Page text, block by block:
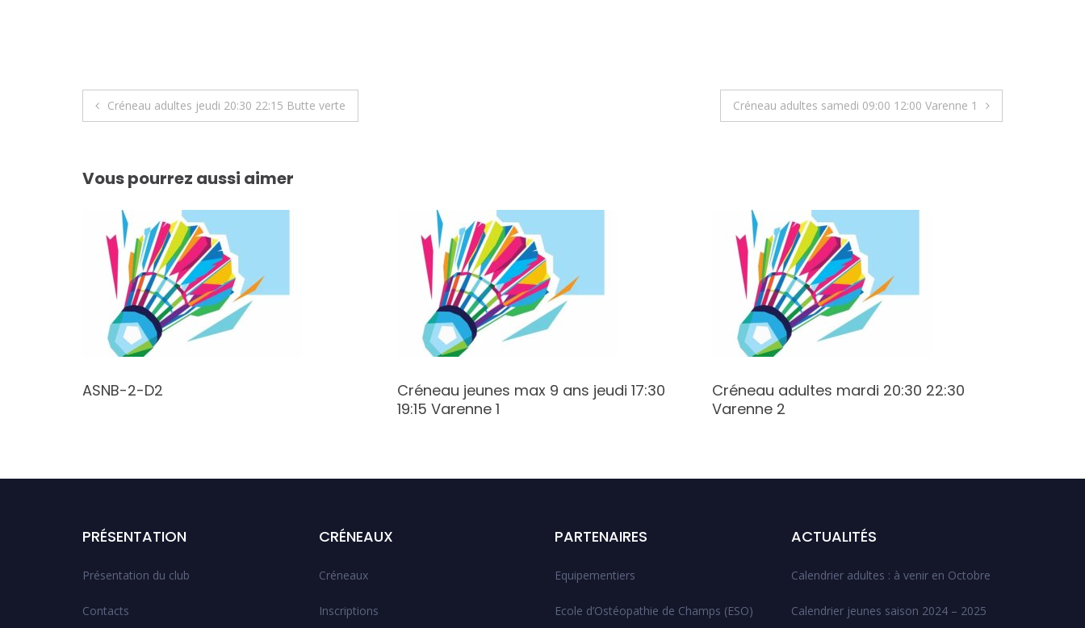
Navigation
l’article
Créneau adultes jeudi 20:30 22:15 Butte verte Créneau adultes samedi 09:00 12:00 Varenne 1
Vous pourrez aussi aimer
ASNB-2-D2
Créneau jeunes max 9 ans jeudi 17:30
19:15 Varenne 1
Créneau adultes mardi 20:30 22:30
Varenne 2
PRÉSENTATION
Présentation du club
Contacts
CRÉNEAUX
Créneaux
Inscriptions
PARTENAIRES
Equipementiers
Ecole d’Ostéopathie de Champs (ESO)
ACTUALITÉS
Calendrier adultes : à venir en Octobre
Calendrier jeunes saison 2024 – 2025